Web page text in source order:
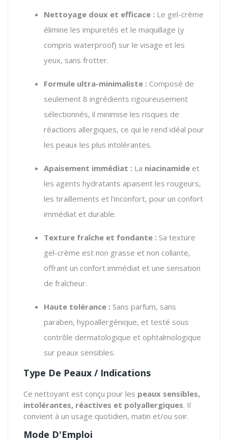
Nettoyage doux et efficace : Le gel-crème
élimine les impuretés et le maquillage (y
compris waterproof) sur le visage et les
yeux, sans frotter.
Formule ultra-minimaliste : Composé de
seulement 8 ingrédients rigoureusement
sélectionnés, il minimise les risques de
réactions allergiques, ce qui le rend idéal pour
les peaux les plus intolérantes.
Apaisement immédiat : La niacinamide et
les agents hydratants apaisent les rougeurs,
les tiraillements et l'inconfort, pour un confort
immédiat et durable.
Texture fraîche et fondante : Sa texture
gel-crème est non grasse et non collante,
offrant un confort immédiat et une sensation
de fraîcheur.
Haute tolérance : Sans parfum, sans
paraben, hypoallergénique, et testé sous
contrôle dermatologique et ophtalmologique
sur peaux sensibles.
Type De Peaux / Indications
Ce nettoyant est conçu pour les peaux sensibles,
intolérantes, réactives et polyallergiques. Il
convient à un usage quotidien, matin et/ou soir.
Mode D'Emploi